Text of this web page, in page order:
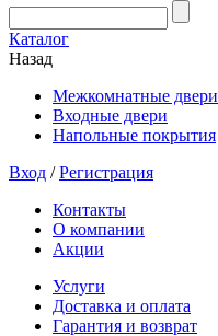
Каталог
Назад
Межкомнатные двери
Входные двери
Напольные покрытия
Вход /Регистрация
Контакты
О компании
Акции
Услуги
Доставка и оплата
Гарантия и возврат